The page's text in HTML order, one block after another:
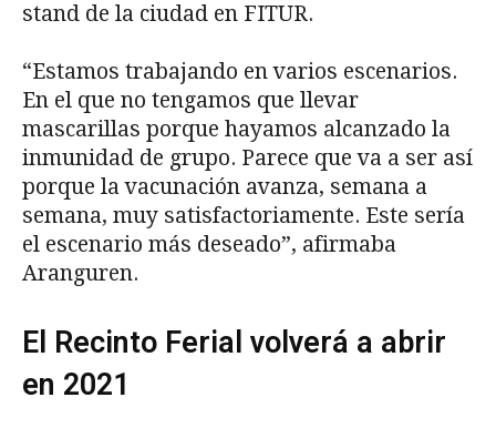
stand de la ciudad en FITUR.
“Estamos trabajando en varios escenarios.
En el que no tengamos que llevar
mascarillas porque hayamos alcanzado la
inmunidad de grupo. Parece que va a ser así
porque la vacunación avanza, semana a
semana, muy satisfactoriamente. Este sería
el escenario más deseado”, afirmaba
Aranguren.
El Recinto Ferial volverá a abrir
en 2021